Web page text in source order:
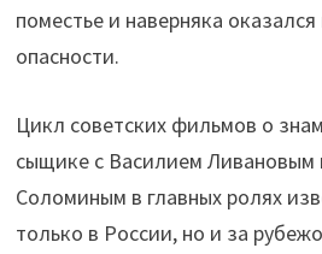
поместье и наверняка
опасности.
Цикл советских фильмов о
сыщике с Василием Ливановым
Соломиным в главных ролях
только в России, но и за